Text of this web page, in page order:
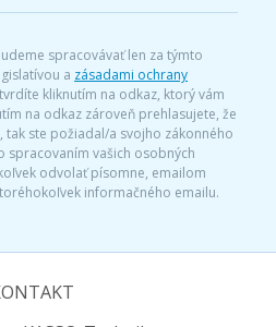
spracovávať len za týmto
a zásadami ochrany
kliknutím na odkaz, ktorý vám
na odkaz zároveň prehlasujete, že
tak ste požiadal/a svojho zákonného
spracovaním vašich osobných
odvolať písomne, emailom
informačného emailu.